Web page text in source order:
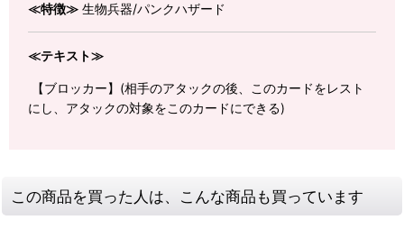
≪特徴≫ 生物兵器/パンクハザード
≪テキスト≫
【ブロッカー】(相手のアタックの後、このカードをレスト
にし、アタックの対象をこのカードにできる)
この商品を買った人は、こんな商品も買っています